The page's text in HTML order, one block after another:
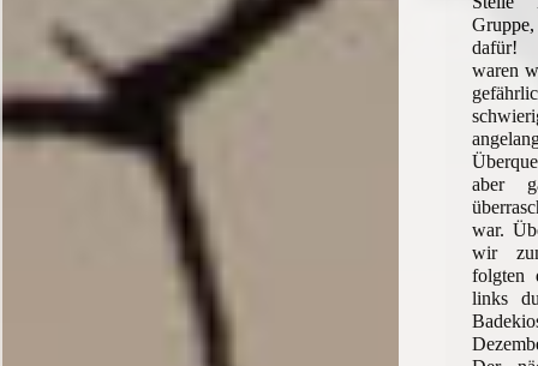
dafür!
waren
aber
war.
wir
folgten
links